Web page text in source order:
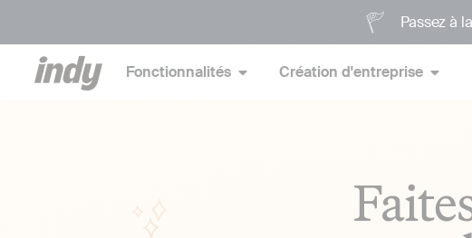
Passez à
Fonctionnalités Création d'entreprise